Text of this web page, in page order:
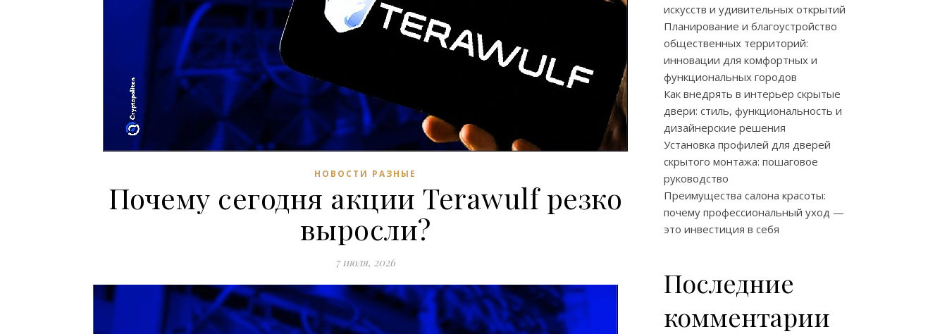
НОВОСТИ РАЗНЫЕ
Почему сегодня акции Terawulf резко
выросли?
7 июля, 2026
искусств и удивительных открытий
Планирование и благоустройство
общественных территорий:
инновации для комфортных и
функциональных городов
Как внедрять в интерьер скрытые
двери: стиль, функциональность и
дизайнерские решения
Установка профилей для дверей
скрытого монтажа: пошаговое
руководство
Преимущества салона красоты:
почему профессиональный уход —
это инвестиция в себя
Последние
комментарии